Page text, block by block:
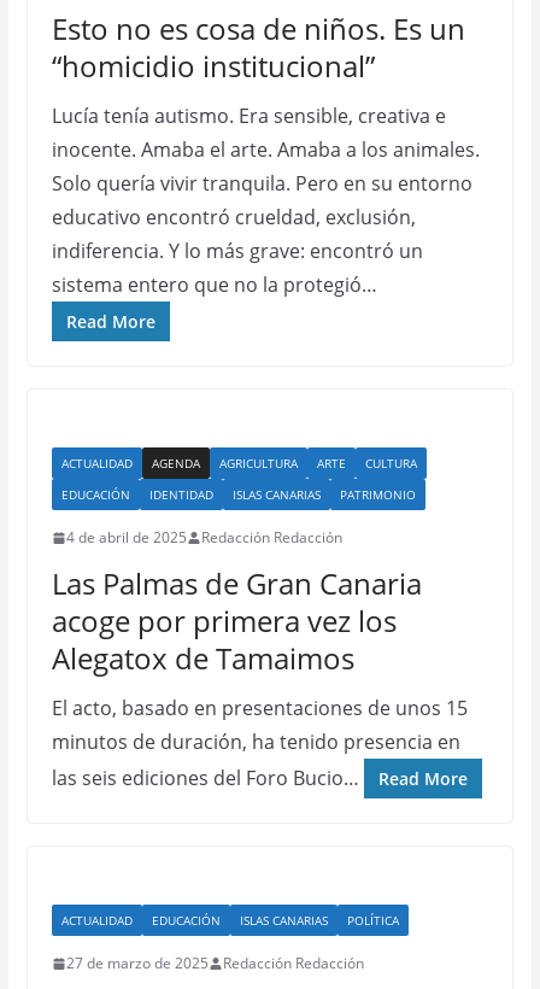
Esto no es cosa de niños. Es un
“homicidio institucional”
Lucía tenía autismo. Era sensible, creativa e
inocente. Amaba el arte. Amaba a los animales.
Solo quería vivir tranquila. Pero en su entorno
educativo encontró crueldad, exclusión,
indiferencia. Y lo más grave: encontró un
sistema entero que no la protegió…
Read More
ACTUALIDAD AGENDA AGRICULTURA ARTE
CULTURA
EDUCACIÓN
IDENTIDAD ISLAS CANARIAS PATRIMONIO
4 de abril de 2025 Redacción Redacción
Las Palmas de Gran Canaria
acoge por primera vez los
Alegatox de Tamaimos
El acto, basado en presentaciones de unos 15
minutos de duración, ha tenido presencia en
las seis ediciones del Foro Bucio…
Read More
ACTUALIDAD EDUCACIÓN ISLAS CANARIAS POLÍTICA
27 de marzo de 2025 Redacción Redacción